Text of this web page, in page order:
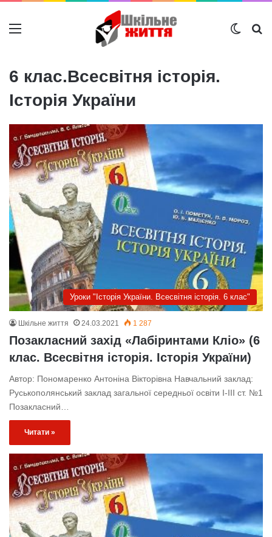
Меню
6 клас.Всесвітня історія.
Історія України
Уроки "Історія України. Всесвітня історія. 6 клас"
Шкільне життя 24.03.2021 1 287
Позакласний захід «Лабіринтами Кліо» (6
клас. Всесвітня історія. Історія України)
Автор: Пономаренко Антоніна Вікторівна Навчальний заклад:
Руськополянський заклад загальної середньої освіти І-ІІІ ст. №1
Позакласний…
Читати »